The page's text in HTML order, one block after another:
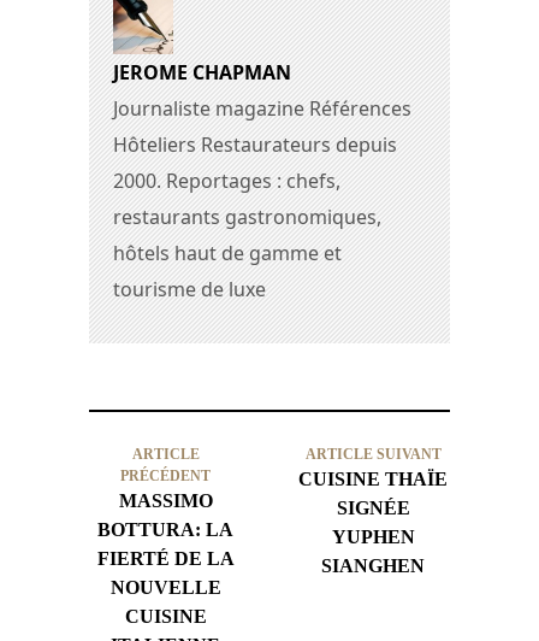
JEROME CHAPMAN
Journaliste magazine Références
Hôteliers Restaurateurs depuis
2000. Reportages : chefs,
restaurants gastronomiques,
hôtels haut de gamme et
tourisme de luxe
ARTICLE
PRÉCÉDENT
MASSIMO
BOTTURA: LA
FIERTÉ DE LA
NOUVELLE
CUISINE
ARTICLE SUIVANT
CUISINE THAÏE
SIGNÉE
YUPHEN
SIANGHEN